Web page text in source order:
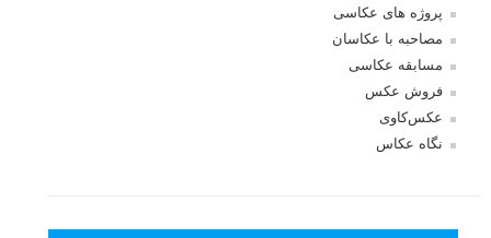
پروژه های عکاسی
مصاحبه با عکاسان
مسابقه عکاسی
فروش عکس
عکس‌کاوی
نگاه عکاس